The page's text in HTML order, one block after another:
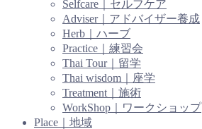
Selfcare｜セルフケア
Adviser｜アドバイザー養成
Herb｜ハーブ
Practice｜練習会
Thai Tour｜留学
Thai wisdom｜座学
Treatment｜施術
WorkShop｜ワークショップ
Place｜地域